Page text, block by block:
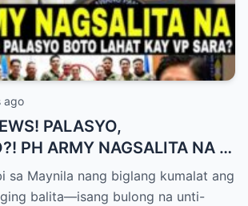
ago
PALASYO,
PH ARMY NAGSALITA NA —
KAY VP SARA BILANG NEXT
sa Maynila nang biglang kumalat ang
balita—isang bulong na unti-